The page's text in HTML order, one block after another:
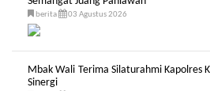
berita 03 Agustus 2026
Mbak Wali Terima Silaturahmi Kapolres
Sinergi